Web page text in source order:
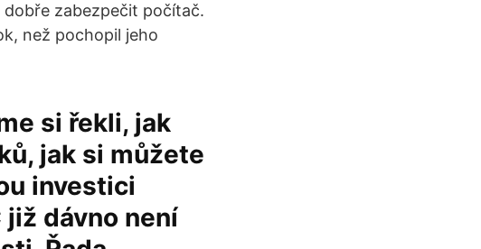
zabezpečit počítač.
než pochopil jeho
si řekli, jak
jak si můžete
investici
již dávno není